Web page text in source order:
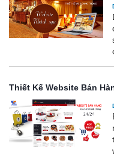
Thiết Kế Website Bán